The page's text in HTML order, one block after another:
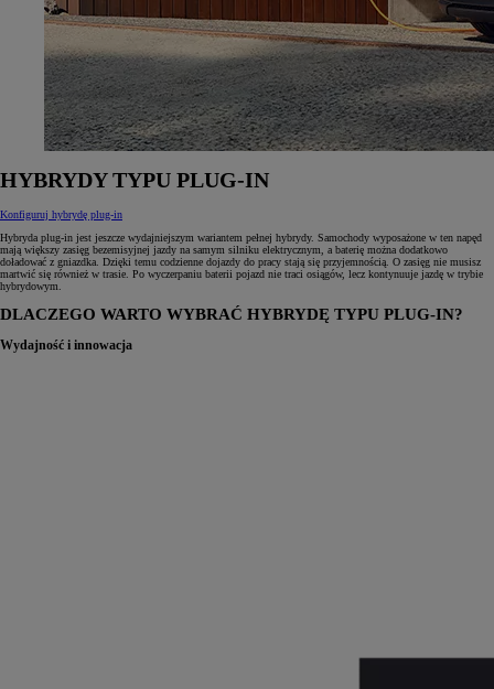
HYBRYDY TYPU PLUG‑IN
Konfiguruj hybrydę plug-in
Hybryda plug‑in jest jeszcze wydajniejszym wariantem pełnej hybrydy. Samochody wyposażone w ten napęd
mają większy zasięg bezemisyjnej jazdy na samym silniku elektrycznym, a baterię można dodatkowo
doładować z gniazdka. Dzięki temu codzienne dojazdy do pracy stają się przyjemnością. O zasięg nie musisz
martwić się również w trasie. Po wyczerpaniu baterii pojazd nie traci osiągów, lecz kontynuuje jazdę w trybie
hybrydowym.
DLACZEGO WARTO WYBRAĆ HYBRYDĘ TYPU PLUG‑IN?
Wydajność i innowacja